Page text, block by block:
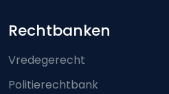
Footer-menu
Rechtbanken
Vredegerecht
Politierechtbank